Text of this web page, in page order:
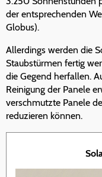
der entsprechenden
Globus).
Allerdings werden die
Staubstürmen fertig
die Gegend herfallen.
Reinigung der Panele
verschmutzte Panele
reduzieren können.